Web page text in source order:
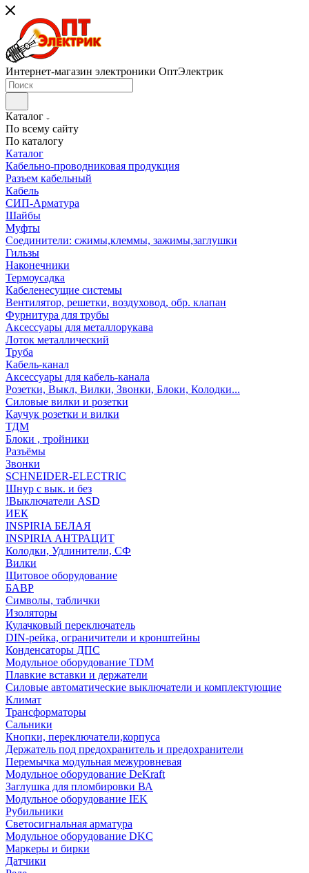
Интернет-магазин электроники ОптЭлектрик
Каталог
По всему сайту
По каталогу
Каталог
Кабельно-проводниковая продукция
Разъем кабельный
Кабель
СИП-Арматура
Шайбы
Муфты
Соединители: сжимы,клеммы, зажимы,заглушки
Гильзы
Наконечники
Термоусадка
Кабеленесущие системы
Вентилятор, решетки, воздуховод, обр. клапан
Фурнитура для трубы
Аксессуары для металлорукава
Лоток металлический
Труба
Кабель-канал
Аксессуары для кабель-канала
Розетки, Выкл, Вилки, Звонки, Блоки, Колодки...
Силовые вилки и розетки
Каучук розетки и вилки
ТДМ
Блоки , тройники
Разъёмы
Звонки
SCHNEIDER-ELECTRIC
Шнур с вык. и без
!Выключатели ASD
ИЕК
INSPIRIA БЕЛАЯ
INSPIRIA АНТРАЦИТ
Колодки, Удлинители, СФ
Вилки
Щитовое оборудование
БАВР
Символы, таблички
Изоляторы
Кулачковый переключатель
DIN-рейка, ограничители и кронштейны
Конденсаторы ДПС
Модульное оборудование TDM
Плавкие вставки и держатели
Силовые автоматические выключатели и комплектующие
Климат
Трансформаторы
Сальники
Кнопки, переключатели,корпуса
Держатель под предохранитель и предохранители
Перемычка модульная межуровневая
Модульное оборудование DeKraft
Заглушка для пломбировки ВА
Модульное оборудование IEK
Рубильники
Светосигнальная арматура
Модульное оборудование DKC
Маркеры и бирки
Датчики